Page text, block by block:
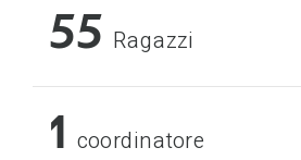
55 Ragazzi
1 coordinatore